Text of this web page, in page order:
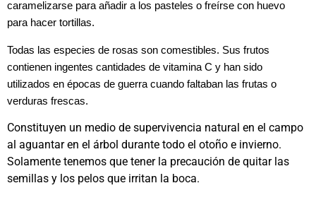
caramelizarse para añadir a los pasteles o freírse con huevo
para hacer tortillas.
Todas las especies de rosas son comestibles. Sus frutos
contienen ingentes cantidades de vitamina C y han sido
utilizados en épocas de guerra cuando faltaban las frutas o
verduras frescas.
Constituyen un medio de supervivencia natural en el campo
al aguantar en el árbol durante todo el otoño e invierno.
Solamente tenemos que tener la precaución de quitar las
semillas y los pelos que irritan la boca.